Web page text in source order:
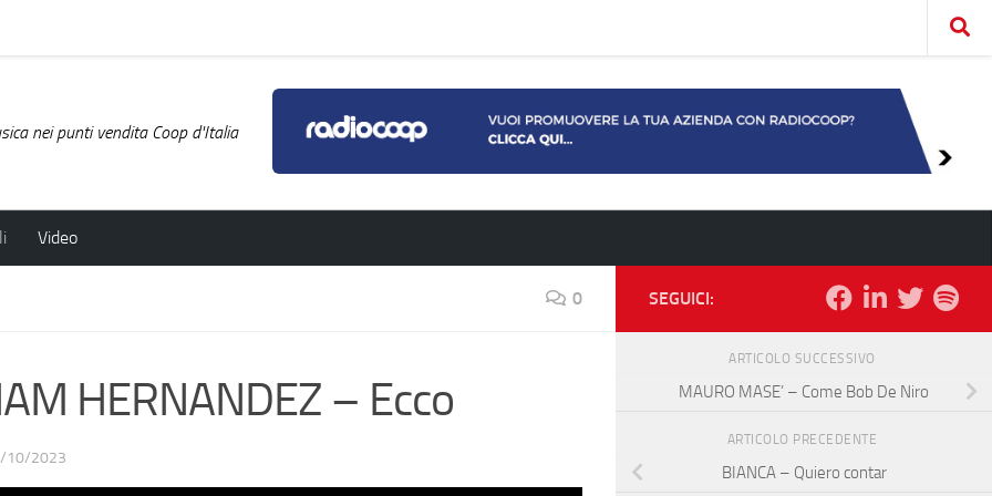
nei punti vendita Coop d'Italia
Video
0
HERNANDEZ – Ecco
10/2023
SEGUICI:
ARTICOLO SUCCESSIVO
MAURO MASE’ – Come Bob De Niro
ARTICOLO PRECEDENTE
BIANCA – Quiero contar